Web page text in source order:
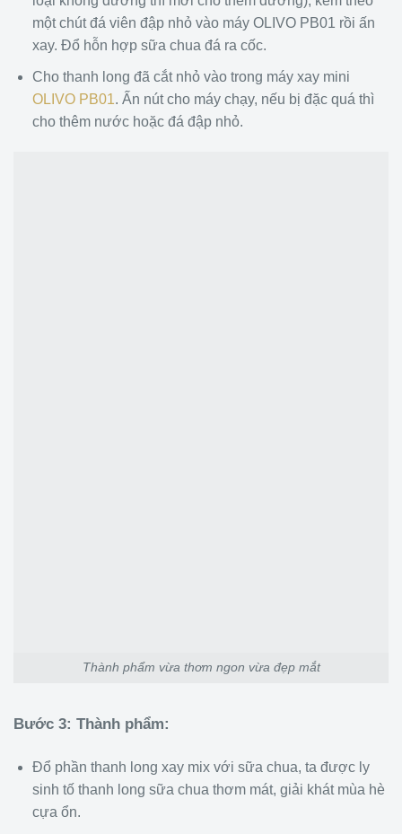
một chút đá viên đập nhỏ vào máy OLIVO PB01 rồi ấn
xay. Đổ hỗn hợp sữa chua đá ra cốc.
Cho thanh long đã cắt nhỏ vào trong máy xay mini
OLIVO PB01. Ấn nút cho máy chạy, nếu bị đặc quá thì
cho thêm nước hoặc đá đập nhỏ.
Thành phẩm vừa thơm ngon vừa đẹp mắt
Bước 3: Thành phẩm:
Đổ phần thanh long xay mix với sữa chua, ta được ly
sinh tố thanh long sữa chua thơm mát, giải khát mùa hè
cựa ổn.